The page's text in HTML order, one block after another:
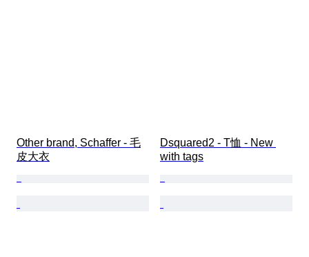
Other brand, Schaffer - 毛
皮大衣
Dsquared2 - T恤 - New
with tags